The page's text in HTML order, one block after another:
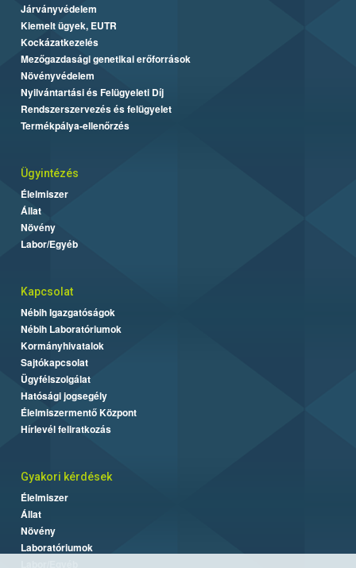
Járványvédelem
Kiemelt ügyek, EUTR
Kockázatkezelés
Mezőgazdasági genetikai erőforrások
Növényvédelem
Nyilvántartási és Felügyeleti Díj
Rendszerszervezés és felügyelet
Termékpálya-ellenőrzés
Ügyintézés
Élelmiszer
Állat
Növény
Labor/Egyéb
Kapcsolat
Nébih Igazgatóságok
Nébih Laboratóriumok
Kormányhivatalok
Sajtókapcsolat
Ügyfélszolgálat
Hatósági jogsegély
Élelmiszermentő Központ
Hírlevél feliratkozás
Gyakori kérdések
Élelmiszer
Állat
Növény
Laboratóriumok